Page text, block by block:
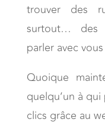
trouver des
surtout… des
parler avec
Quoique
quelqu’un à
clics grâce au